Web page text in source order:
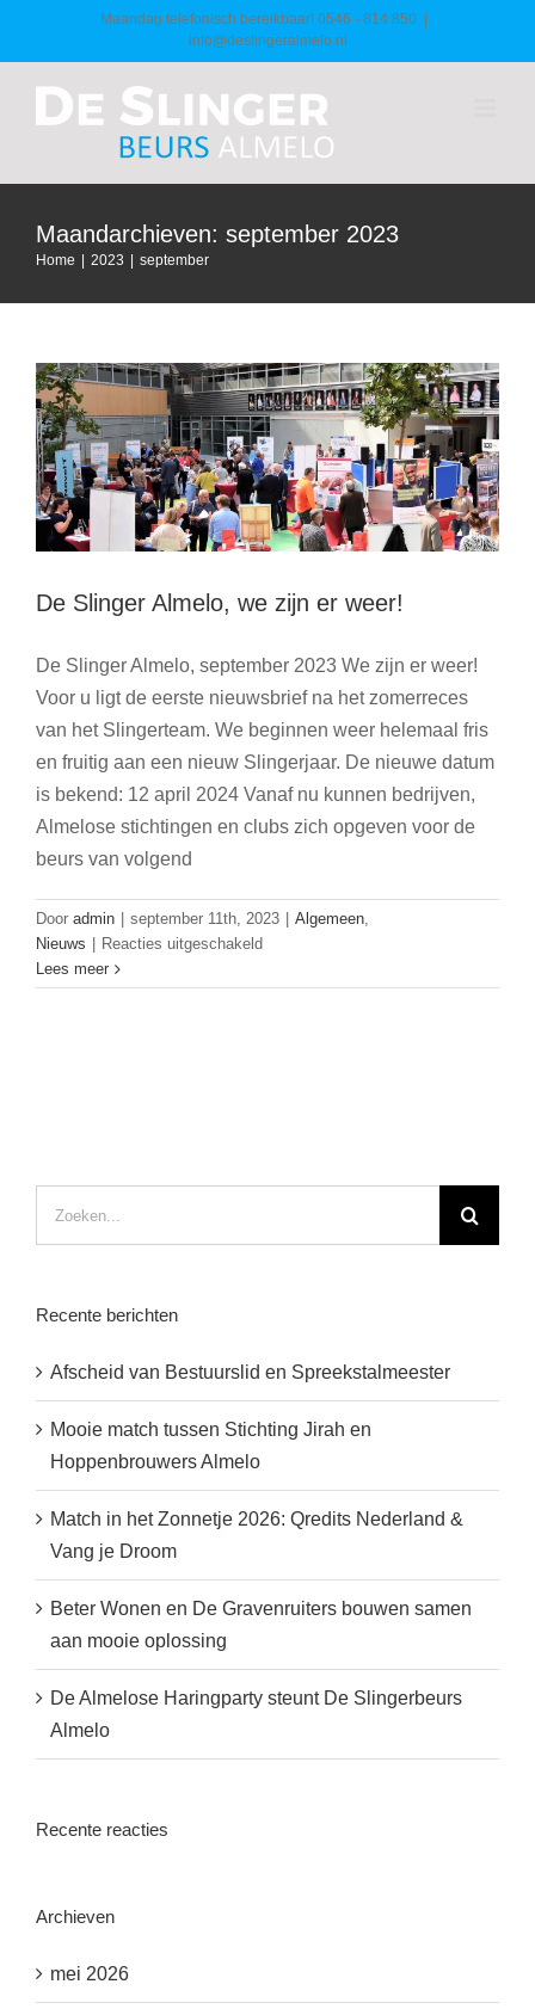
Maandag telefonisch bereikbaar! 0546 - 814 850
info@deslingeralmelo.nl
Maandarchieven: september 2023
Home 2023 september
De Slinger Almelo, we zijn er weer!
De Slinger Almelo, september 2023 We zijn er weer!
Voor u ligt de eerste nieuwsbrief na het zomerreces
van het Slingerteam. We beginnen weer helemaal fris
en fruitig aan een nieuw Slingerjaar. De nieuwe datum
is bekend: 12 april 2024 Vanaf nu kunnen bedrijven,
Almelose stichtingen en clubs zich opgeven voor de
beurs van volgend
Door admin september 11th, 2023 Algemeen,
Nieuws
Reacties uitgeschakeldvoor
Slinger
Lees meer
Recente berichten
Afscheid van Bestuurslid en Spreekstalmeester
Mooie match tussen Stichting Jirah en
Hoppenbrouwers Almelo
Match in het Zonnetje 2026: Qredits Nederland &
Vang je Droom
Beter Wonen en De Gravenruiters bouwen samen
aan mooie oplossing
De Almelose Haringparty steunt De Slingerbeurs
Almelo
Recente reacties
Archieven
mei 2026